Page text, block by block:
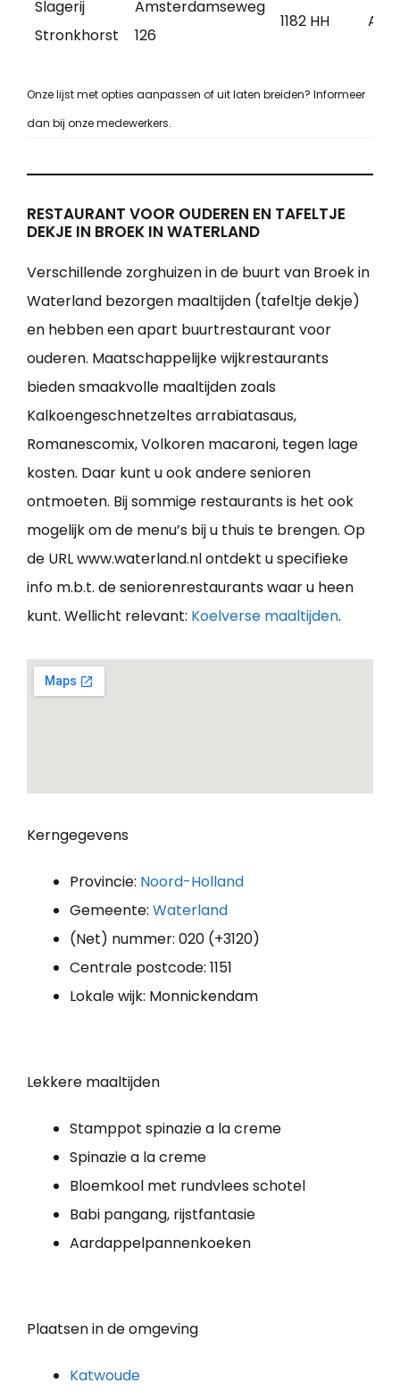
Slagerij
Stronkhorst
Amsterdamseweg
126
1182 HH
Onze lijst met opties aanpassen of uit laten breiden? Informeer
dan bij onze medewerkers.
RESTAURANT VOOR OUDEREN EN TAFELTJE
DEKJE IN BROEK IN WATERLAND
Verschillende zorghuizen in de buurt van Broek in
Waterland bezorgen maaltijden (tafeltje dekje)
en hebben een apart buurtrestaurant voor
ouderen. Maatschappelijke wijkrestaurants
bieden smaakvolle maaltijden zoals
Kalkoengeschnetzeltes arrabiatasaus,
Romanescomix, Volkoren macaroni, tegen lage
kosten. Daar kunt u ook andere senioren
ontmoeten. Bij sommige restaurants is het ook
mogelijk om de menu’s bij u thuis te brengen. Op
de URL www.waterland.nl ontdekt u specifieke
info m.b.t. de seniorenrestaurants waar u heen
kunt. Wellicht relevant: Koelverse maaltijden.
Kerngegevens
Provincie: Noord-Holland
Gemeente: Waterland
(Net) nummer: 020 (+3120)
Centrale postcode: 1151
Lokale wijk: Monnickendam
Lekkere maaltijden
Stamppot spinazie a la creme
Spinazie a la creme
Bloemkool met rundvlees schotel
Babi pangang, rijstfantasie
Aardappelpannenkoeken
Plaatsen in de omgeving
Katwoude